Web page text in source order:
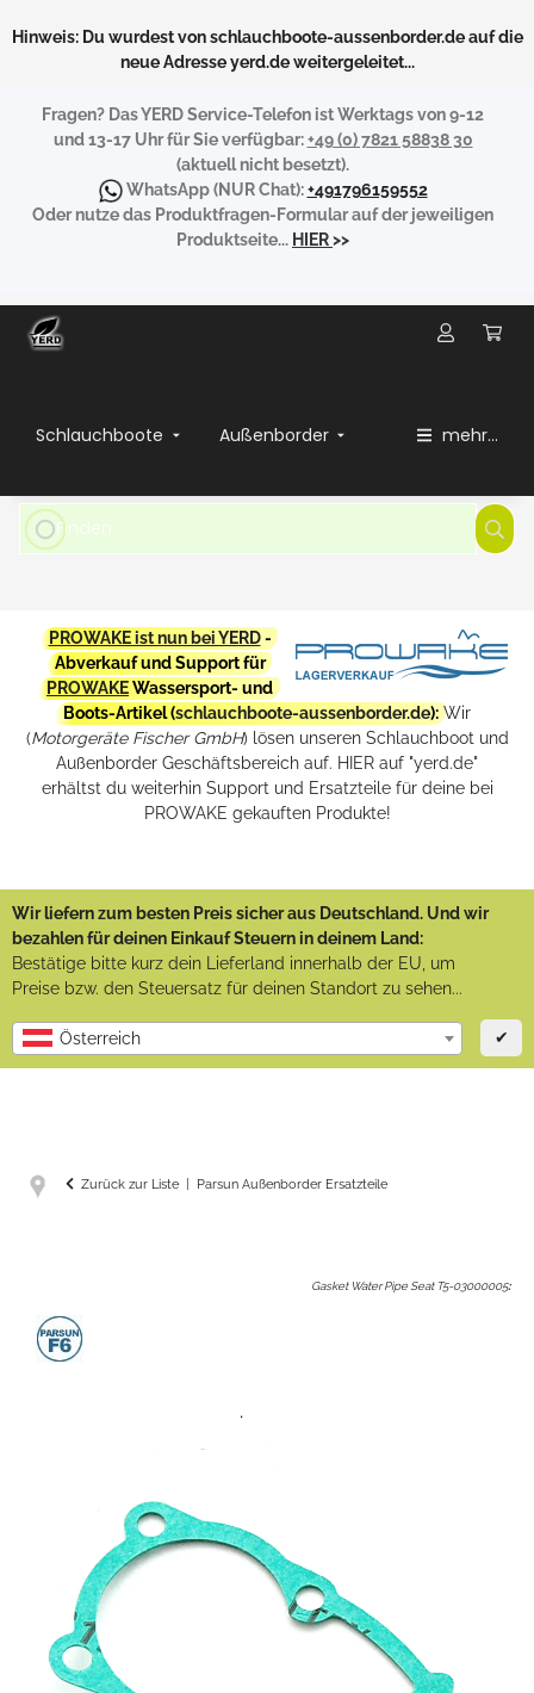
Hinweis: Du wurdest von schlauchboote-aussenborder.de auf die
neue Adresse yerd.de weitergeleitet...
Fragen? Das YERD Service-Telefon ist Werktags von 9-12
und 13-17 Uhr für Sie verfügbar:+49 (0) 7821 58838 30
(aktuell nicht besetzt).
WhatsApp(NUR Chat):+491796159552
Oder nutze das Produktfragen-Formular auf der jeweiligen
Produktseite... HIER>>
Schlauchboote Außenborder mehr...
PROWAKE ist nun bei YERD-
Abverkauf und Support für
PROWAKEWassersport- und
Boots-Artikel (schlauchboote-aussenborder.de): Wir
(Motorgeräte Fischer GmbH) lösen unseren Schlauchboot und
Außenborder Geschäftsbereich auf. HIER auf "yerd.de"
erhältst du weiterhin Support und Ersatzteile für deine bei
PROWAKE gekauften Produkte!
Wir liefern zum besten Preis sicher aus Deutschland. Und wir
bezahlen für deinen Einkauf Steuern in deinem Land:
Bestätige bitte kurz dein Lieferland innerhalb der EU, um
Preise bzw. den Steuersatz für deinen Standort zu sehen...
Österreich ✔
Zurück zur Liste Parsun Außenborder Ersatzteile
Gasket Water Pipe Seat T5-03000005: